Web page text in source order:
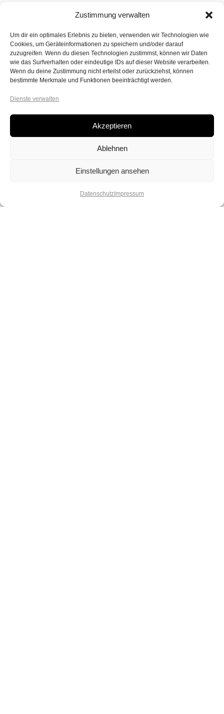
Zustimmung verwalten
Um dir ein optimales Erlebnis zu bieten, verwenden wir Technologien wie
Cookies, um Geräteinformationen zu speichern und/oder darauf
zuzugreifen. Wenn du diesen Technologien zustimmst, können wir Daten
wie das Surfverhalten oder eindeutige IDs auf dieser Website verarbeiten.
Wenn du deine Zustimmung nicht erteilst oder zurückziehst, können
bestimmte Merkmale und Funktionen beeinträchtigt werden.
Dienste verwalten
Akzeptieren
Ablehnen
Einstellungen ansehen
Datenschutz Impressum